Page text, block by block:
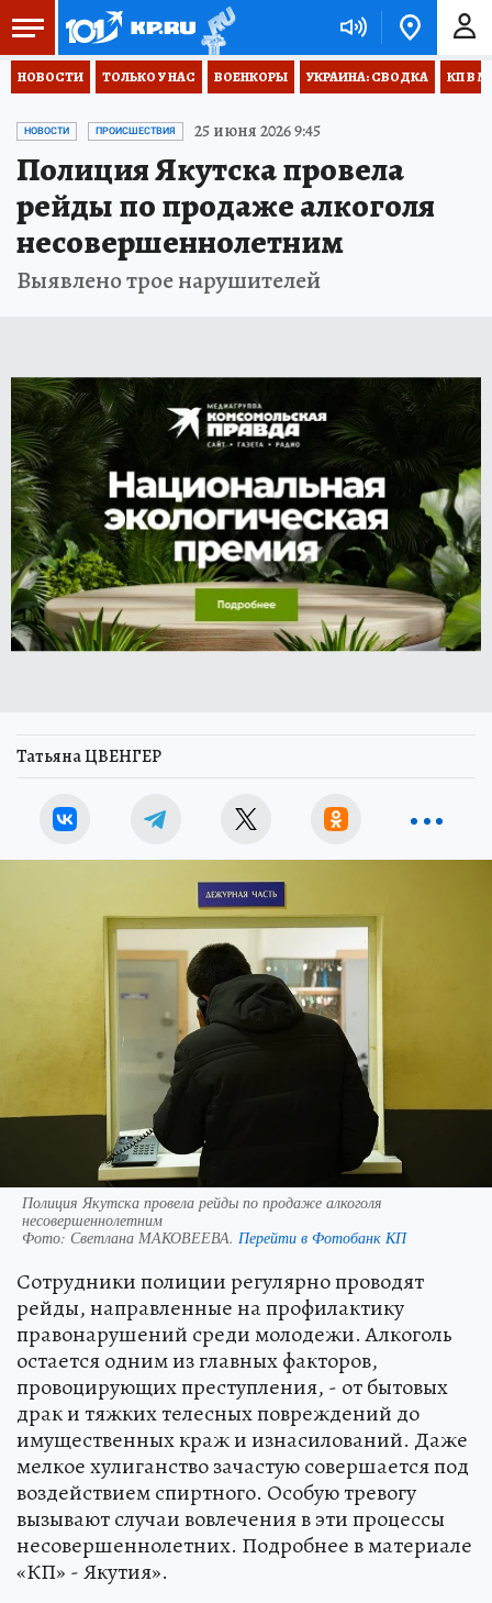
НОВОСТИ ТОЛЬКО У НАС ВОЕНКОРЫ УКРАИНА: СВОДКА КП В
НОВОСТИ ПРОИСШЕСТВИЯ 25 июня 2026 9:45
Полиция Якутска провела
рейды по продаже алкоголя
несовершеннолетним
Выявлено трое нарушителей
Татьяна ЦВЕНГЕР
Полиция Якутска провела рейды по продаже алкоголя
несовершеннолетним
Фото: Светлана МАКОВЕЕВА. Перейти в Фотобанк КП
Сотрудники полиции регулярно проводят
рейды, направленные на профилактику
правонарушений среди молодежи. Алкоголь
остается одним из главных факторов,
провоцирующих преступления, - от бытовых
драк и тяжких телесных повреждений до
имущественных краж и изнасилований. Даже
мелкое хулиганство зачастую совершается под
воздействием спиртного. Особую тревогу
вызывают случаи вовлечения в эти процессы
несовершеннолетних. Подробнее в материале
«КП» - Якутия».